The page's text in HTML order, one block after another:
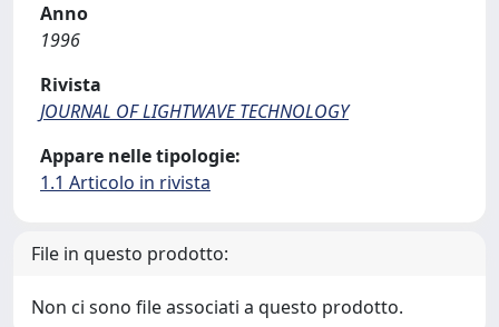
Anno
1996
Rivista
JOURNAL OF LIGHTWAVE TECHNOLOGY
Appare nelle tipologie:
1.1 Articolo in rivista
File in questo prodotto:
Non ci sono file associati a questo prodotto.